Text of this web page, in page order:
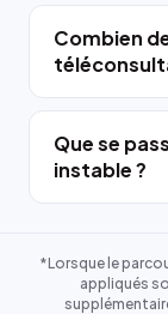
Combien
Que se
instable ?
*Lorsque le
appliqués